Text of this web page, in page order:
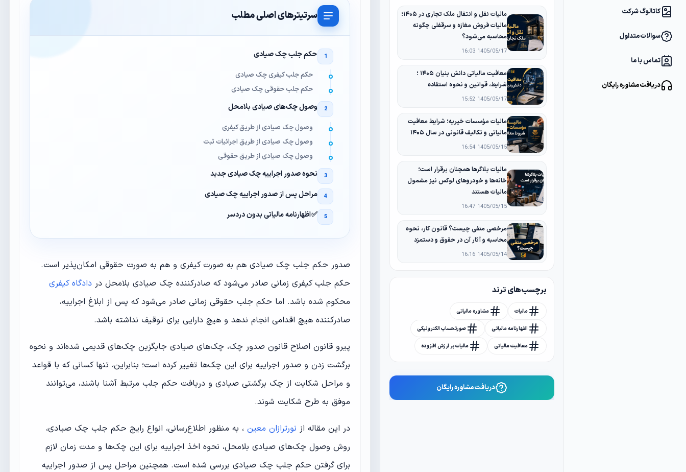
کاتالوگ شرکت
سوالات متداول
تماس با ما
دریافت مشاوره رایگان
مالیات نقل و انتقال ملک تجاری در ۱۴۰۵؛
مالیات فروش مغازه و سرقفلی چگونه
محاسبه می‌شود؟
1405/05/17 16:03
معافیت مالیاتی دانش‌ بنیان ۱۴۰۵ ؛
شرایط، قوانین و نحوه استفاده
1405/05/17 15:52
مالیات مؤسسات خیریه؛ شرایط معافیت
مالیاتی و تکالیف قانونی در سال ۱۴۰۵
1405/05/15 16:54
مالیات بلاگرها همچنان برقرار است؛
خانه‌ها و خودروهای لوکس نیز مشمول
مالیات هستند
1405/05/15 16:47
مرخصی منفی چیست؟ قانون کار، نحوه
محاسبه و آثار آن در حقوق و دستمزد
1405/05/14 16:16
برچسب های ترند
مالیات مشاوره مالیاتی
اظهارنامه مالیاتی صورتحساب الکترونیکی
معافیت مالیاتی مالیات بر ارزش افزوده
دریافت مشاوره رایگان
سرتیترهای اصلی مطلب
حکم جلب چک صیادی
حکم جلب کیفری چک صیادی
حکم جلب حقوقی چک صیادی
وصول چک‌های صیادی بلامحل
وصول چک صیادی از طریق کیفری
وصول چک صیادی از طریق اجرائیات ثبت
وصول چک صیادی از طریق حقوقی
نحوه صدور اجراییه چک صیادی جدید
مراحل پس از صدور اجراییه چک صیادی
✅ اظهارنامه مالیاتی بدون دردسر
صدور حکم جلب چک صیادی هم به صورت کیفری و هم به صورت حقوقی امکان‌پذیر است.
حکم جلب کیفری زمانی صادر می‌شود که صادرکننده چک صیادی بلامحل در دادگاه کیفری
محکوم شده باشد. اما حکم جلب حقوقی زمانی صادر می‌شود که پس از ابلاغ اجراییه،
صادرکننده هیچ اقدامی انجام ندهد و هیچ دارایی برای توقیف نداشته باشد.
پیرو قانون اصلاح قانون صدور چک، چک‌های صیادی جایگزین چک‌های قدیمی شده‌اند و نحوه
برگشت زدن و صدور اجراییه برای این چک‌ها تغییر کرده است؛ بنابراین، تنها کسانی که با قواعد
و مراحل شکایت از چک برگشتی صیادی و دریافت حکم جلب مرتبط آشنا باشند، می‌توانند
موفق به طرح شکایت شوند.
در این مقاله از نورترازان معین ، به منظور اطلاع‌رسانی، انواع رایج حکم جلب چک صیادی،
روش وصول چک‌های صیادی بلامحل، نحوه اخذ اجراییه برای این چک‌ها و مدت زمان لازم
برای گرفتن حکم جلب چک صیادی بررسی شده است. همچنین مراحل پس از صدور اجراییه